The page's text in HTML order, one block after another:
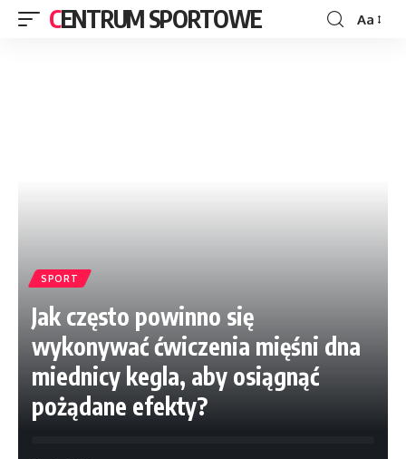
CENTRUM SPORTOWE Aa
SPORT
Jak często powinno się
wykonywać ćwiczenia mięśni dna
miednicy kegla, aby osiągnąć
pożądane efekty?